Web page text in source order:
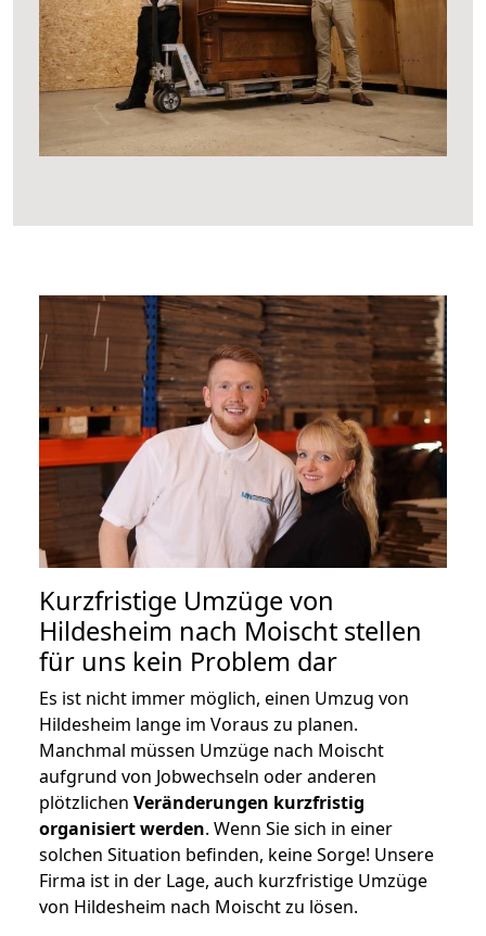
Kurzfristige Umzüge von
Hildesheim nach Moischt stellen
für uns kein Problem dar
Es ist nicht immer möglich, einen Umzug von
Hildesheim lange im Voraus zu planen.
Manchmal müssen Umzüge nach Moischt
aufgrund von Jobwechseln oder anderen
plötzlichen Veränderungen kurzfristig
organisiert werden. Wenn Sie sich in einer
solchen Situation befinden, keine Sorge! Unsere
Firma ist in der Lage, auch kurzfristige Umzüge
von Hildesheim nach Moischt zu lösen.